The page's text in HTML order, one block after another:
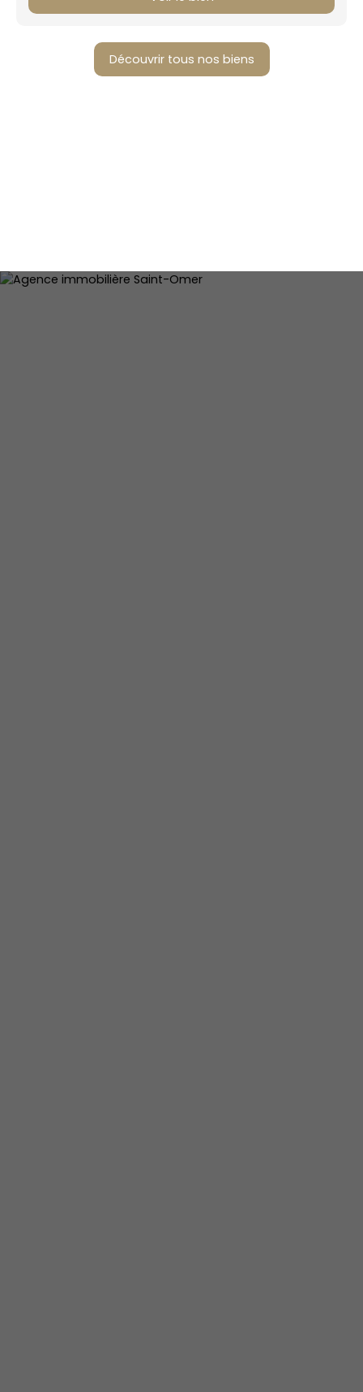
Découvrir tous nos biens